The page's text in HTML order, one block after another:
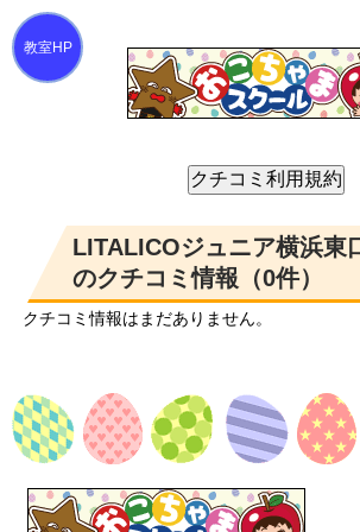
LITALICOジュニア横浜東
のクチコミ情報（0件）
クチコミ情報はまだありません。